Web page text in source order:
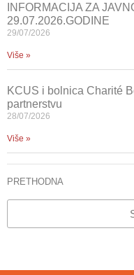
INFORMACIJA ZA
29.07.2026.GODINE
29/07/2026
Više »
KCUS i bolnica Charité
partnerstvu
28/07/2026
Više »
PRETHODNA